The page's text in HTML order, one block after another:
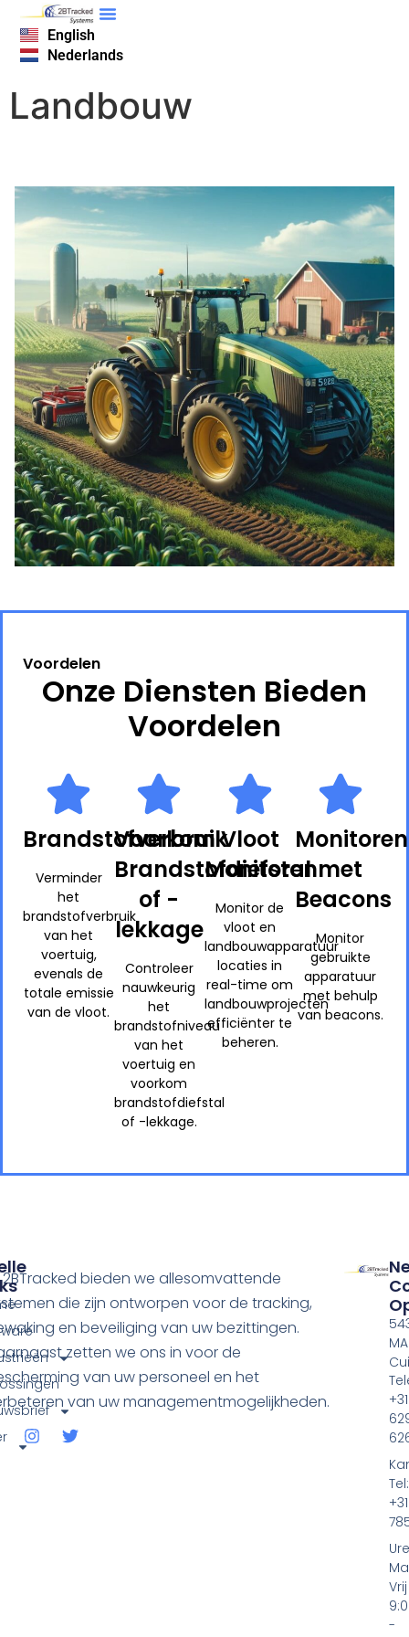
English
Nederlands
Landbouw
Voordelen
Onze Diensten Bieden
Voordelen
Brandstofverbruik
Verminder
het
brandstofverbruik
van het
voertuig,
evenals de
totale emissie
van de vloot.
Voorkom
Brandstofdiefstal
of -
lekkage
Controleer
nauwkeurig
het
brandstofniveau
van het
voertuig en
voorkom
brandstofdiefstal
of -lekkage.
Vloot
Monitoren
Monitor de
vloot en
landbouwapparatuur
locaties in
real-time om
landbouwprojecten
efficiënter te
beheren.
Monitoren
met
Beacons
Monitor
gebruikte
apparatuur
met behulp
van beacons.
2BTracked bieden we allesomvattende
die zijn ontworpen voor de tracking,
en beveiliging van uw bezittingen.
zetten we ons in voor de
van uw personeel en het
van uw managementmogelijkheden.
MA
Tel:
Vrij
-